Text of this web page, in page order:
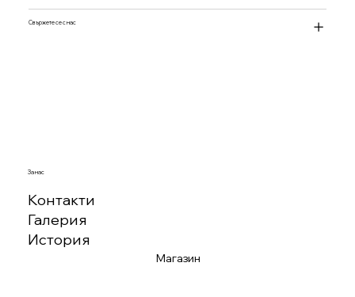
Свържете се с нас
За нас
Контакти
Галерия
История
Магазин